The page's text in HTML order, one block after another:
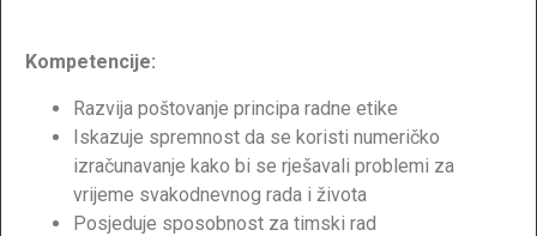
Kompetencije:
Razvija poštovanje principa radne etike
Iskazuje spremnost da se koristi numeričko
izračunavanje kako bi se rješavali problemi za
vrijeme svakodnevnog rada i života
Posjeduje sposobnost za timski rad